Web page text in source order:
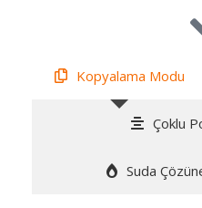
Kopyalama Modu
Çoklu
Suda